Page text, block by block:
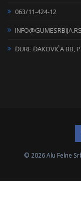
063/11-424-12
INFO@GUMESRBIJA.RS
ĐURE ĐAKOVIĆA BB,
© 2026 Alu Felne